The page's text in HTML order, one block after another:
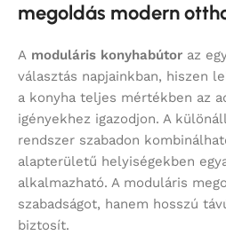
megoldás modern
A moduláris konyhabútor az
választás napjainkban, hiszen
a konyha teljes mértékben az
igényekhez igazodjon. A
rendszer szabadon
alapterületű helyiségekben
alkalmazható. A moduláris
szabadságot, hanem hosszú
biztosít.